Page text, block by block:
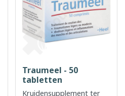
Traumeel - 50
tabletten
Kruidensupplement ter